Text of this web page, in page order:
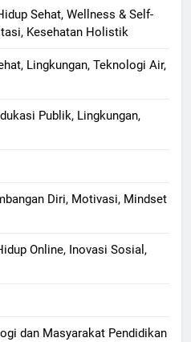
Sehat, Wellness & Self-
Kesehatan Holistik
Lingkungan, Teknologi Air,
Publik, Lingkungan,
Diri, Motivasi, Mindset
Online, Inovasi Sosial,
dan Masyarakat Pendidikan